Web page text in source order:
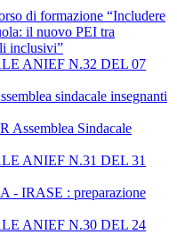
di formazione “Includere
il nuovo PEI tra
inclusivi”
ANIEF N.32 DEL 07
sindacale insegnanti
Assemblea Sindacale
ANIEF N.31 DEL 31
- IRASE : preparazione
ANIEF N.30 DEL 24